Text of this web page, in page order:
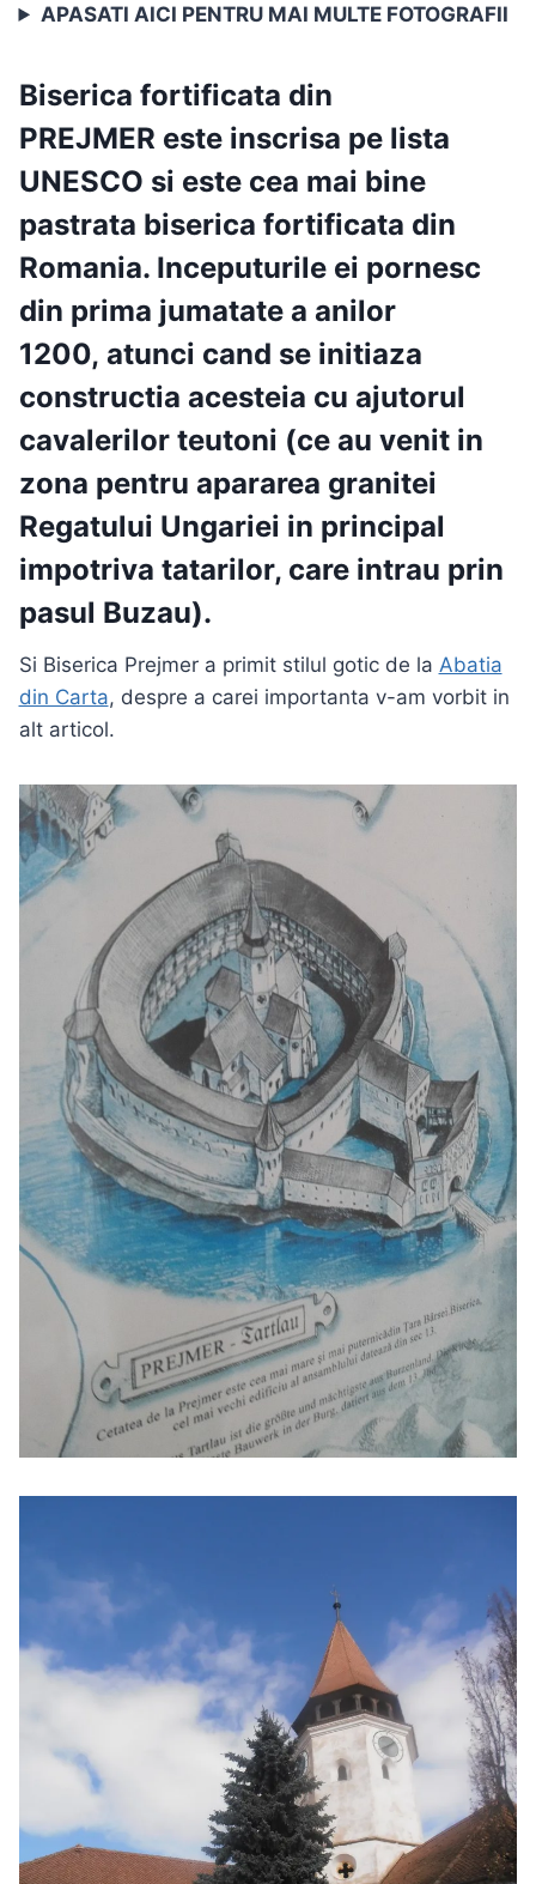
APASATI AICI PENTRU MAI MULTE FOTOGRAFII
Biserica fortificata din
PREJMER este inscrisa pe lista
UNESCO si este cea mai bine
pastrata biserica fortificata din
Romania. Inceputurile ei pornesc
din prima jumatate a anilor
1200, atunci cand se initiaza
constructia acesteia cu ajutorul
cavalerilor teutoni (ce au venit in
zona pentru apararea granitei
Regatului Ungariei in principal
impotriva tatarilor, care intrau prin
pasul Buzau).
Si Biserica Prejmer a primit stilul gotic de la Abatia
din Carta, despre a carei importanta v-am vorbit in
alt articol.